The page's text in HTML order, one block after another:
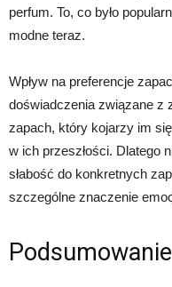
perfum. To, co było
modne teraz.
Wpływ na preferencje
doświadczenia związane z
zapach, który kojarzy im
w ich przeszłości. Dlatego
słabość do konkretnych
szczególne znaczenie
Podsumowanie